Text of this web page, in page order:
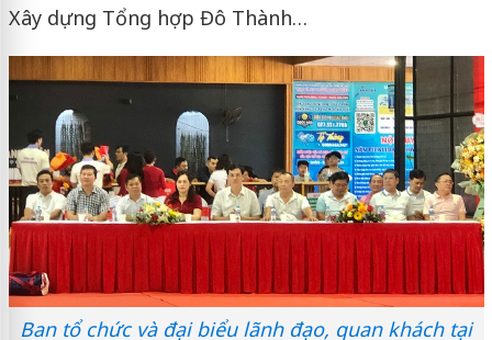
Xây dựng Tổng hợp Đô Thành…
Ban tổ chức và đại biểu lãnh đạo, quan khách tại